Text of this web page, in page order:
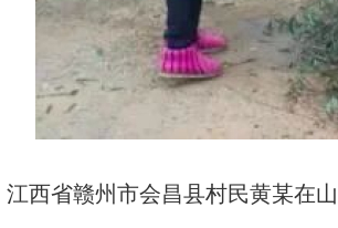
省赣州市会昌县村民黄某在山